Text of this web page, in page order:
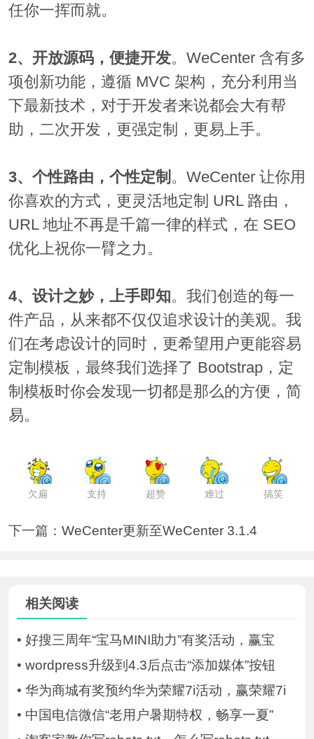
任你一挥而就。
2、开放源码，便捷开发。WeCenter 含有多
项创新功能，遵循 MVC 架构，充分利用当
下最新技术，对于开发者来说都会大有帮
助，二次开发，更强定制，更易上手。
3、个性路由，个性定制 。WeCenter 让你用
你喜欢的方式，更灵活地定制 URL 路由，
URL 地址不再是千篇一律的样式，在 SEO
优化上祝你一臂之力。
4、设计之妙，上手即知。我们创造的每一
件产品，从来都不仅仅追求设计的美观。我
们在考虑设计的同时，更希望用户更能容易
定制模板，最终我们选择了 Bootstrap，定
制模板时你会发现一切都是那么的方便，简
易。
欠扁 支持 超赞 难过 搞笑
下一篇： WeCenter更新至WeCenter 3.1.4
相关阅读
• 好搜三周年“宝马MINI助力”有奖活动，赢宝
• wordpress升级到4.3后点击“添加媒体”按钮
• 华为商城有奖预约华为荣耀7i活动，赢荣耀7i
• 中国电信微信“老用户暑期特权，畅享一夏”